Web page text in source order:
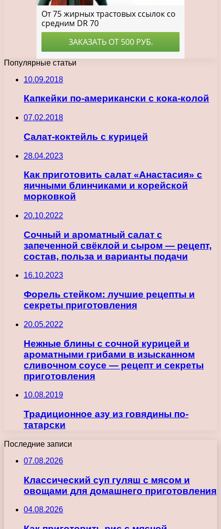
Популярные статьи
10.09.2018
Капкейки по-американски с кока-колой
07.02.2018
Салат-коктейль с курицей
28.04.2023
Как приготовить салат «Анастасия» с
яичными блинчиками и корейской
морковкой
20.10.2022
Сочный и ароматный салат с
запеченной свёклой и сыром — рецепт,
состав, польза и варианты подачи
16.10.2023
Форель стейком: лучшие рецепты и
секреты приготовления
20.05.2022
Нежные блины с сочной курицей и
ароматными грибами в изысканном
сливочном соусе — рецепт и секреты
приготовления
10.08.2019
Традиционное азу из говядины по-
татарски
Последние записи
07.08.2026
Классический суп гуляш с мясом и
овощами для домашнего приготовления
04.08.2026